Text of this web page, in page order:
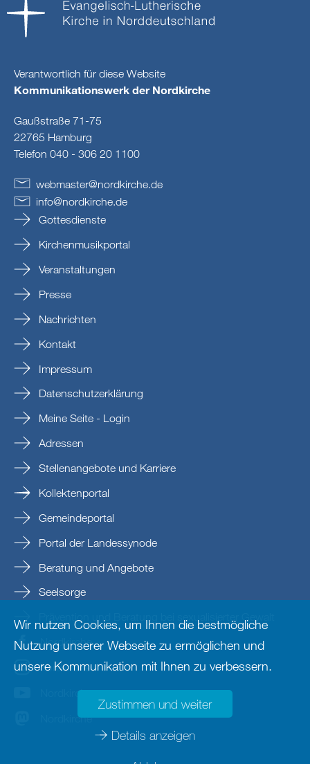
Verantwortlich für diese Website
Kommunikationswerk der Nordkirche
Gaußstraße 71-75
22765 Hamburg
Telefon 040 - 306 20 1100
webmaster@nordkirche de
info@nordkirche.de
Gottesdienste
Kirchenmusikportal
Veranstaltungen
Presse
Nachrichten
Kontakt
Impressum
Datenschutzerklärung
Meine Seite - Login
Adressen
Stellenangebote und Karriere
Kollektenportal
Gemeindeportal
Portal der Landessynode
Beratung und Angebote
Seelsorge
Nordkirche
nordkirche
Nordkirche
Nordkirche
Wir nutzen Cookies, um Ihnen die bestmögliche
Nutzung unserer Webseite zu ermöglichen und
unsere Kommunikation mit Ihnen zu verbessern.
Zustimmen und weiter
Details anzeigen